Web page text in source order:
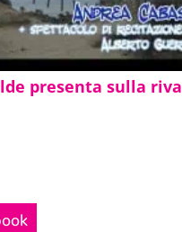
presenta sulla riva